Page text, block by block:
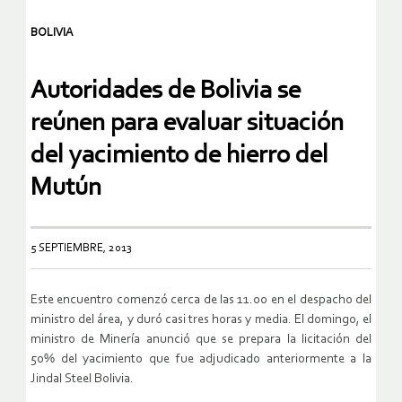
BOLIVIA
Autoridades de Bolivia se
reúnen para evaluar situación
del yacimiento de hierro del
Mutún
5 SEPTIEMBRE, 2013
Este encuentro comenzó cerca de las 11.00 en el despacho del
ministro del área, y duró casi tres horas y media. El domingo, el
ministro de Minería anunció que se prepara la licitación del
50% del yacimiento que fue adjudicado anteriormente a la
Jindal Steel Bolivia.